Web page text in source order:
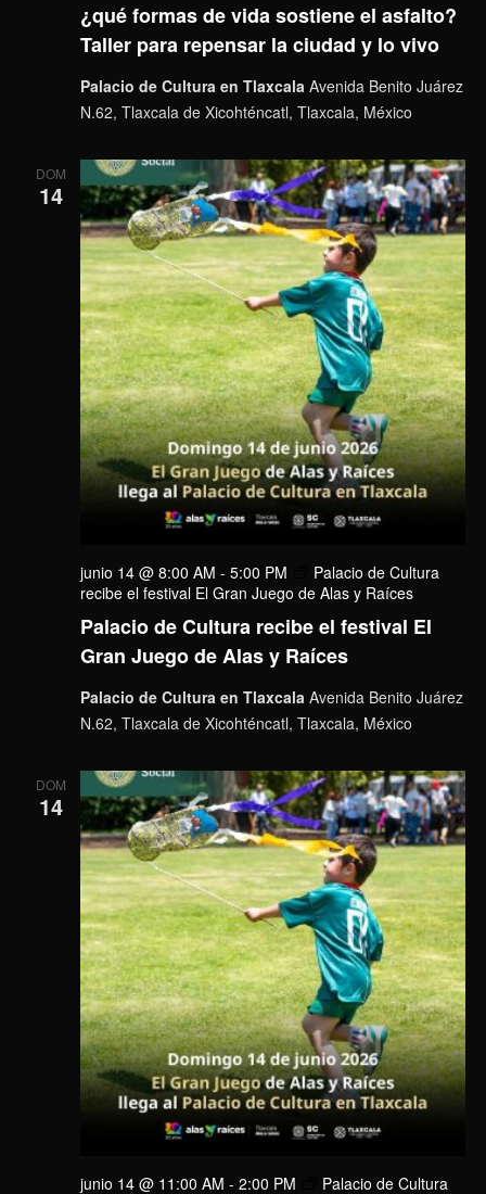
¿qué formas de vida sostiene el asfalto?
Taller para repensar la ciudad y lo vivo
Palacio de Cultura en Tlaxcala Avenida Benito Juárez
N.62, Tlaxcala de Xicohténcatl, Tlaxcala, México
DOM
14
Palacio de Cultura recibe el festival El
Gran Juego de Alas y Raíces
junio 14 @ 8:00 AM - 5:00 PM
Palacio de Cultura
recibe el festival El Gran Juego de Alas y Raíces
Palacio de Cultura en Tlaxcala Avenida Benito Juárez
N.62, Tlaxcala de Xicohténcatl, Tlaxcala, México
DOM
14
junio 14 @ 11:00 AM - 2:00 PM
Palacio de Cultura